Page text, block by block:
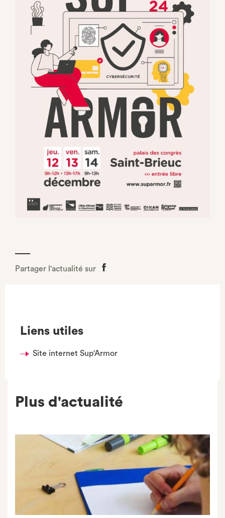
Partager l'actualité sur
Partager
Liens utiles
Site internet Sup'Armor
Plus d'actualité